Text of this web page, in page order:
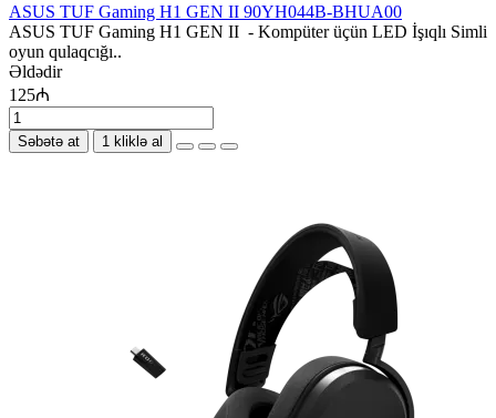
ASUS TUF Gaming H1 GEN II 90YH044B-BHUA00
ASUS TUF Gaming H1 GEN II - Kompüter üçün LED İşıqlı Simli
oyun qulaqcığı..
Əldədir
125₼
Səbətə at 1 kliklə al